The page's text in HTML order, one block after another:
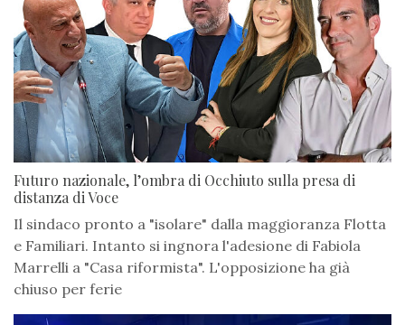
Futuro nazionale, l’ombra di Occhiuto sulla presa di
distanza di Voce
Il sindaco pronto a "isolare" dalla maggioranza Flotta
e Familiari. Intanto si ingnora l'adesione di Fabiola
Marrelli a "Casa riformista". L'opposizione ha già
chiuso per ferie